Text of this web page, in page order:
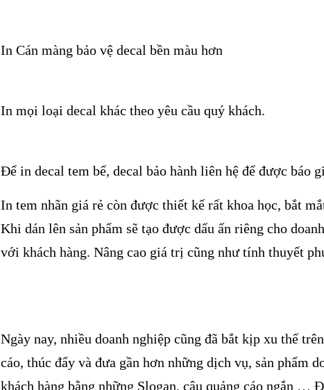
In Cán màng bảo vệ decal bền màu hơn
In mọi loại decal khác theo yêu cầu quý khách.
Để in decal tem bể, decal bảo hành liên hệ để được báo
In tem nhãn giá rẻ còn được thiết kế rất khoa học, bắt
Khi dán lên sản phẩm sẽ tạo được dấu ấn riêng cho
với khách hàng. Nâng cao giá trị cũng như tính thuyết
Ngày nay, nhiều doanh nghiệp cũng đã bắt kịp xu thế
cáo, thúc đẩy và đưa gần hơn những dịch vụ, sản phẩm
khách hàng bằng những Slogan, câu quảng cáo ngắn …